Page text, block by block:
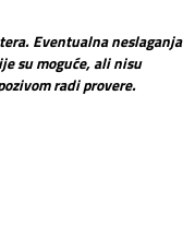
Eventualna neslaganja
su moguće, ali nisu
radi provere.